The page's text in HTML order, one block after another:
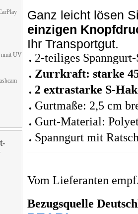
nmit UV
Ganz leicht lösen
einzigen
Ihr Transportgut.
2-teiliges
Zurrkraft: starke
2 extrastarke S-
Gurtmaße: 2,5 cm
Gurt-Material:
Spanngurt mit
Vom Lieferanten
Bezugsquelle